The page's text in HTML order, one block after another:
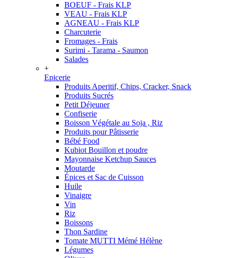
BOEUF - Frais KLP
VEAU - Frais KLP
AGNEAU - Frais KLP
Charcuterie
Fromages - Frais
Surimi - Tarama - Saumon
Salades
+
Epicerie
Produits Aperitif, Chips, Cracker, Snack
Produits Sucrés
Petit Déjeuner
Confiserie
Boisson Végétale au Soja , Riz
Produits pour Pâtisserie
Bébé Food
Kubiot Bouillon et poudre
Mayonnaise Ketchup Sauces
Moutarde
Épices et Sac de Cuisson
Huile
Vinaigre
Vin
Riz
Boissons
Thon Sardine
Tomate MUTTI Mémé Hélène
Légumes